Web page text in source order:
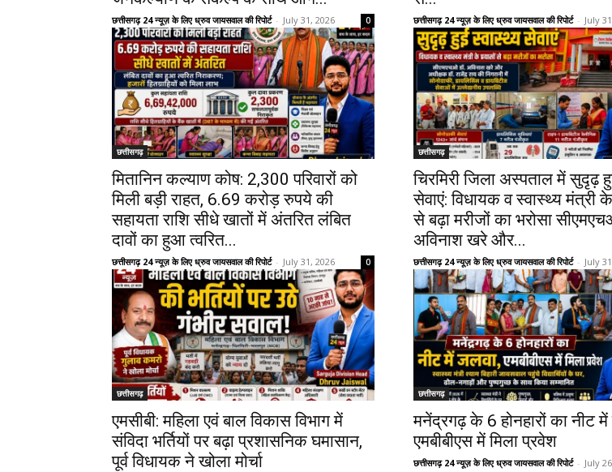
छत्तीसगढ़ 24 न्यूज़ के लिए ध्रुव जायसवाल की रिपोर्ट - July 31, 2026 0 छत्तीसगढ़ 24 न्यूज़ के लिए ध्रुव जायसवाल की रिपोर्ट - July
छत्तीसगढ़
मितानिन कल्याण कोष: 2,300 परिवारों को
मिली बड़ी राहत, 6.69 करोड़ रुपये की
सहायता राशि सीधे खातों में अंतरित लंबित
दावों का हुआ त्वरित...
छत्तीसगढ़ 24 न्यूज़ के लिए ध्रुव जायसवाल की रिपोर्ट - July 31, 2026 0
छत्तीसगढ़
चिरमिरी जिला अस्पताल में सुदृढ़
सेवाएं: विधायक व स्वास्थ्य मंत्री
से बढ़ा मरीजों का भरोसा
अविनाश खरे और...
छत्तीसगढ़ 24 न्यूज़ के लिए ध्रुव जायसवाल की रिपोर्ट - July
छत्तीसगढ़
एमसीबी: महिला एवं बाल विकास विभाग में
संविदा भर्तियों पर बढ़ा प्रशासनिक घमासान,
पूर्व विधायक ने खोला मोर्चा
छत्तीसगढ़
मनेंद्रगढ़ के 6 होनहारों का नीट
एमबीबीएस में मिला प्रवेश
छत्तीसगढ़ 24 न्यूज़ के लिए ध्रुव जायसवाल की रिपोर्ट - July